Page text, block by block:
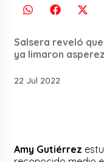
Salsera reveló
ya limaron
22 Jul 2022
Amy Gutiérrez